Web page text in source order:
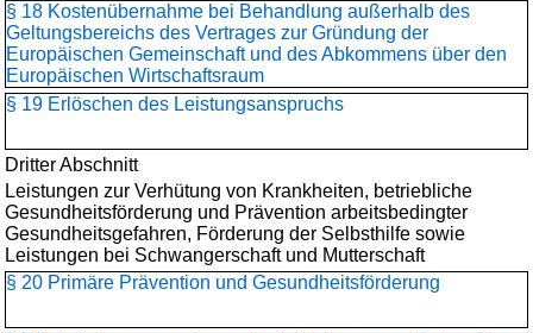
§ 18 Kostenübernahme bei Behandlung außerhalb des
Geltungsbereichs des Vertrages zur Gründung der
Europäischen Gemeinschaft und des Abkommens über den
Europäischen Wirtschaftsraum
§ 19 Erlöschen des Leistungsanspruchs
Dritter Abschnitt
Leistungen zur Verhütung von Krankheiten, betriebliche
Gesundheitsförderung und Prävention arbeitsbedingter
Gesundheitsgefahren, Förderung der Selbsthilfe sowie
Leistungen bei Schwangerschaft und Mutterschaft
§ 20 Primäre Prävention und Gesundheitsförderung